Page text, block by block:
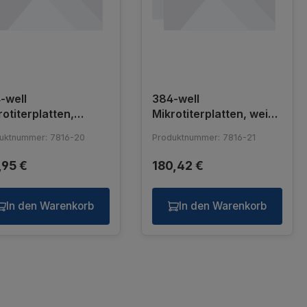
well
7816-20
€
In den Warenkorb
384-well
Mikrotiterplatten, weiß,
Produktnummer: 7816-21
180,42 €
In den Warenkorb